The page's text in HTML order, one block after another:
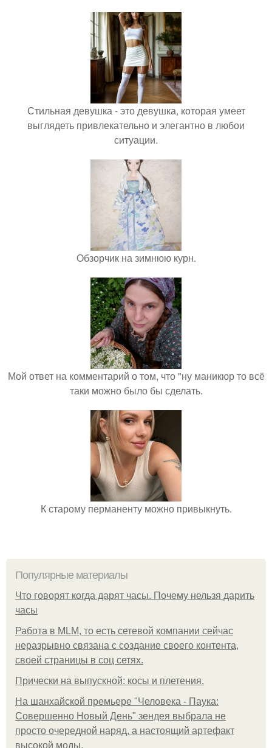
Стильная девушка - это девушка, которая умеет
выглядеть привлекательно и элегантно в любои
ситуации.
Обзорчик на зимнюю курн.
Мой ответ на комментарий о том, что "ну маникюр то всё
таки можно было бы сделать.
К старому перманенту можно привыкнуть.
Популярные материалы
Что говорят когда дарят часы. Почему нельзя дарить
часы
Работа в MLM, то есть сетевой компании сейчас
неразрывно связана с создание своего контента,
своей страницы в соц сетях.
Прически на выпускной: косы и плетения.
На шанхайской премьере "Человека - Паука:
Совершенно Новый День" зендея выбрала не
просто очередной наряд, а настоящий артефакт
высокой моды.